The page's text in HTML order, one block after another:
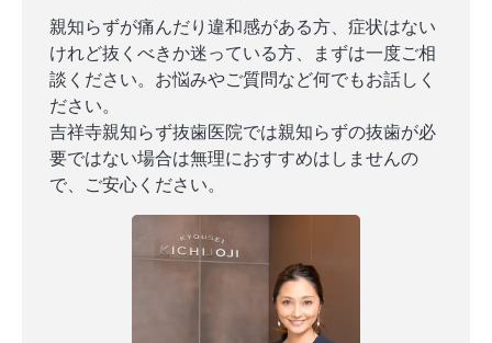
親知らずが痛んだり違和感がある方、症状はない
けれど抜くべきか迷っている方、まずは一度ご相
談ください。お悩みやご質問など何でもお話しく
ださい。
吉祥寺親知らず抜歯医院では親知らずの抜歯が必
要ではない場合は無理におすすめはしませんの
で、ご安心ください。